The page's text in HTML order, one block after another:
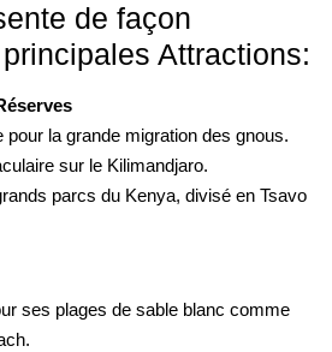
de façon
Attractions:
la grande migration des gnous.
sur le Kilimandjaro.
parcs du Kenya, divisé en Tsavo
ses plages de sable blanc comme